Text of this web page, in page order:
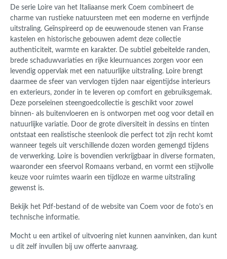
De serie Loire van het Italiaanse merk Coem combineert de
charme van rustieke natuursteen met een moderne en verfijnde
uitstraling. Geïnspireerd op de eeuwenoude stenen van Franse
kastelen en historische gebouwen ademt deze collectie
authenticiteit, warmte en karakter. De subtiel gebeitelde randen,
brede schaduwvariaties en rijke kleurnuances zorgen voor een
levendig oppervlak met een natuurlijke uitstraling. Loire brengt
daarmee de sfeer van vervlogen tijden naar eigentijdse interieurs
en exterieurs, zonder in te leveren op comfort en gebruiksgemak.
Deze porseleinen steengoedcollectie is geschikt voor zowel
binnen- als buitenvloeren en is ontworpen met oog voor detail en
natuurlijke variatie. Door de grote diversiteit in dessins en tinten
ontstaat een realistische steenlook die perfect tot zijn recht komt
wanneer tegels uit verschillende dozen worden gemengd tijdens
de verwerking. Loire is bovendien verkrijgbaar in diverse formaten,
waaronder een sfeervol Romaans verband, en vormt een stijlvolle
keuze voor ruimtes waarin een tijdloze en warme uitstraling
gewenst is.
Bekijk het Pdf-bestand of de website van Coem voor de foto's en
technische informatie.
Mocht u een artikel of uitvoering niet kunnen aanvinken, dan kunt
u dit zelf invullen bij uw offerte aanvraag.